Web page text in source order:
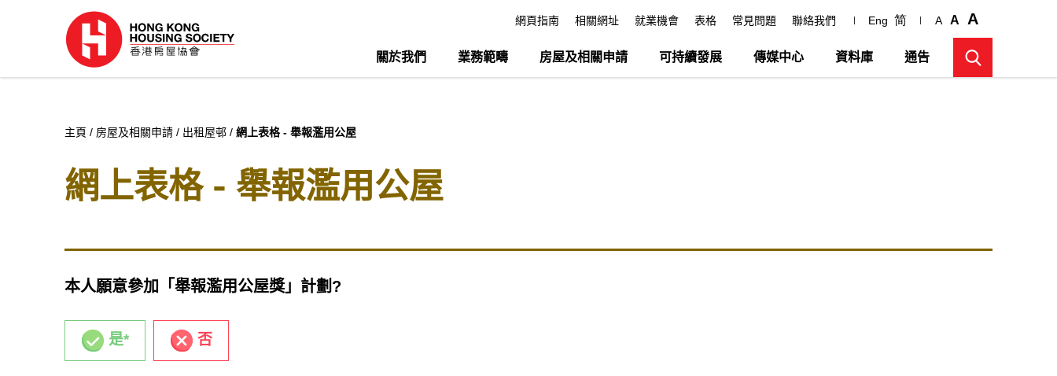
網頁指南 相關網址 就業機會 表格 常見問題 聯絡我們 Eng 简 A A A
關於我們 業務範疇 房屋及相關申請 可持續發展 傳媒中心 資料庫 通告
主頁 房屋及相關申請 出租屋邨 網上表格 - 舉報濫用公屋
網上表格 - 舉報濫用公屋
本人願意參加「舉報濫用公屋獎」計劃?
是* 否